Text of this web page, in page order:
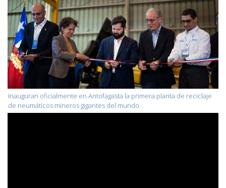
Inauguran oficialmente en Antofagasta la primera planta de reciclaje
de neumáticos mineros gigantes del mundo